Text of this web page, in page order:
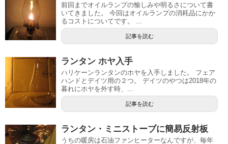
前回までオイルランプの愉しみや明るさについて書
いてきました。 今回はオイルランプの消耗品にかか
るコストについてです。 ...
記事を読む
ランタン ホヤ入手
ハリケーンランタンのホヤを入手しました。 フェア
ハンドとデイツ用の２つ。 デイツのやつは2018年の
暮れにホヤを外す時、...
記事を読む
ランタン・ミニストーブに簡易反射板
うちの暖房は石油ファンヒーターなんですが、毎年